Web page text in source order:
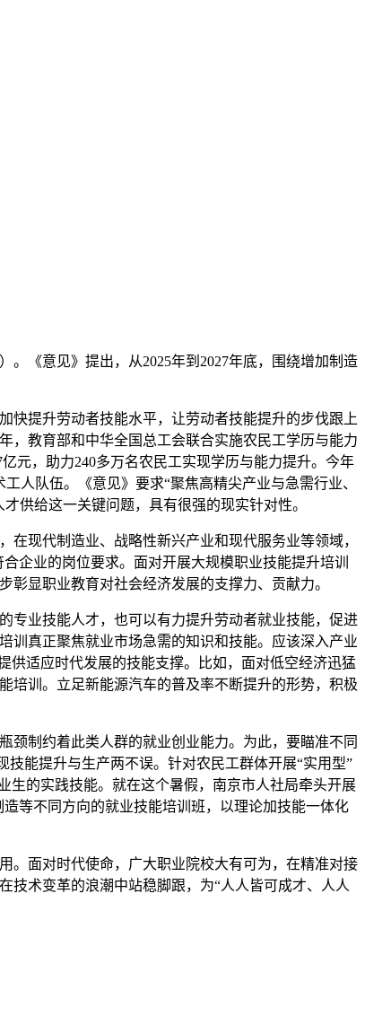
《意见》提出，从2025年到2027年底，围绕增加制造
快提升劳动者技能水平，让劳动者技能提升的步伐跟上
，教育部和中华全国总工会联合实施农民工学历与能力
元，助力240多万名农民工实现学历与能力提升。今年
人队伍。《意见》要求“聚焦高精尖产业与急需行业、
供给这一关键问题，具有很强的现实针对性。
现代制造业、战略性新兴产业和现代服务业等领域，
企业的岗位要求。面对开展大规模职业技能提升培训
显职业教育对社会经济发展的支撑力、贡献力。
专业技能人才，也可以有力提升劳动者就业技能，促进
训真正聚焦就业市场急需的知识和技能。应该深入产业
供适应时代发展的技能支撑。比如，面对低空经济迅猛
培训。立足新能源汽车的普及率不断提升的形势，积极
颈制约着此类人群的就业创业能力。为此，要瞄准不同
能提升与生产两不误。针对农民工群体开展“实用型”
生的实践技能。就在这个暑假，南京市人社局牵头开展
等不同方向的就业技能培训班，以理论加技能一体化
。面对时代使命，广大职业院校大有可为，在精准对接
技术变革的浪潮中站稳脚跟，为“人人皆可成才、人人